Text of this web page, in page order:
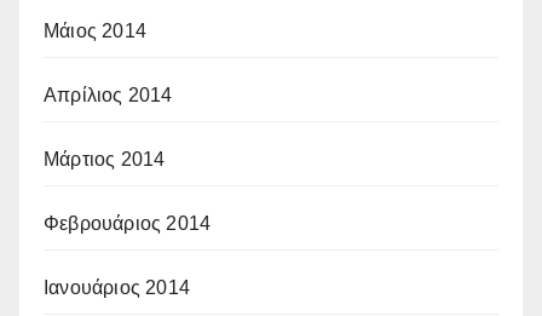
Μάιος 2014
Απρίλιος 2014
Μάρτιος 2014
Φεβρουάριος 2014
Ιανουάριος 2014